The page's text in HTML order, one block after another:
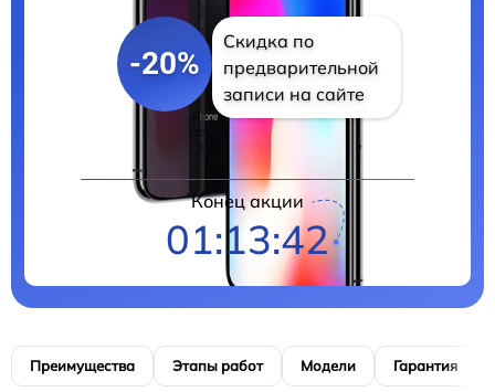
-20%
Скидка по
предварительной
записи на сайте
Конец акции
01:13:41
Преимущества Этапы работ Модели Гарантия